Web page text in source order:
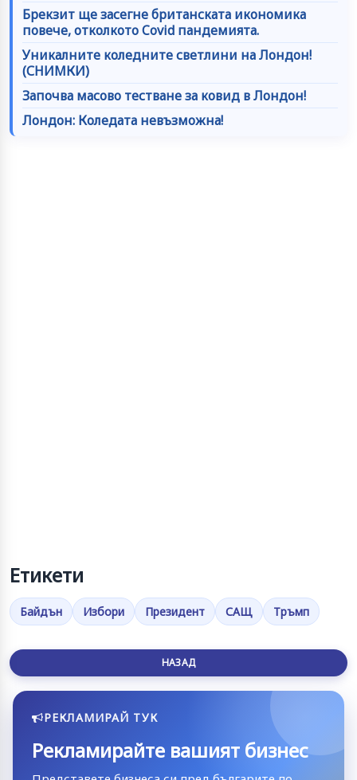
Брекзит ще засегне британската икономика
повече, отколкото Covid пандемията.
Уникалните коледните светлини на Лондон!
(СНИМКИ)
Започва масово тестване за ковид в Лондон!
Лондон: Коледата невъзможна!
Етикети
Байдън Избори Президент САЩ Тръмп
НАЗАД
РЕКЛАМИРАЙ ТУК
Рекламирайте вашият бизнес